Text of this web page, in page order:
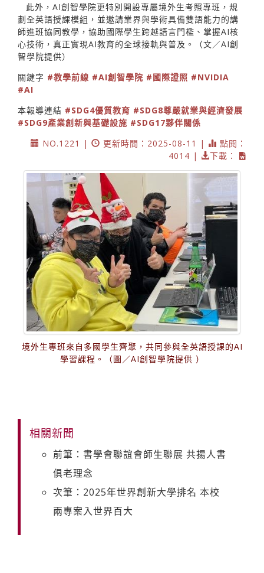
此外，AI創智學院更特別開設專屬境外生考照專班，規
劃全英語授課模組，並邀請業界與學術具備雙語能力的講
師進班協同教學，協助國際學生跨越語言門檻、掌握AI核
心技術，真正實現AI教育的全球接軌與普及。（文／AI創
智學院提供）
關鍵字 #教學前線 #AI創智學院 #國際證照 #NVIDIA
#AI
本報導連結 #SDG4優質教育 #SDG8尊嚴就業與經濟發展
#SDG9產業創新與基礎設施 #SDG17夥伴關係
NO.1221 |
更新時間：2025-08-11 |
點閱：
4014 |
下載：
境外生專班來自多國學生齊聚，共同參與全英語授課的AI
學習課程。（圖／AI創智學院提供 ）
相關新聞
前筆：書學會聯誼會師生聯展 共揚人書
俱老理念
次筆：2025年世界創新大學排名 本校
兩專案入世界百大